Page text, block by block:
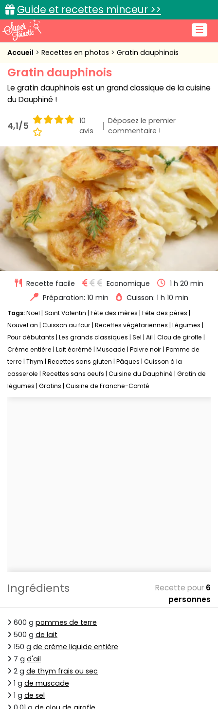
☰
Guide et recettes minceur >>
Accueil
Recettes de cuisine
Cuisine pratique
L'actu cuisine
Connexion
Accueil Recettes en photos Gratin dauphinois
Gratin dauphinois
Le gratin dauphinois est un grand classique de la cuisine
du Dauphiné !
4,1/5
10
avis
Déposez le premier
commentaire !
Recette facile Economique
1 h 20 min
Préparation: 10 min
Cuisson: 1 h 10 min
Tags:Noël Saint Valentin Fête des mères Fête des pères
Nouvel an Cuisson au four Recettes végétariennes Légumes
Pour débutants Les grands classiques Sel Ail Clou de girofle
Crème entière Lait écrémé Muscade Poivre noir Pomme de
terre Thym Recettes sans gluten Pâques Cuisson à la
casserole Recettes sans oeufs Cuisine du Dauphiné Gratin de
légumes Gratins Cuisine de Franche-Comté
Ingrédients Recette pour 6
personnes
600 g pommes de terre
500 g de lait
150 g de crème liquide entière
7 g d'ail
2 g de thym frais ou sec
1 g de muscade
1 g de sel